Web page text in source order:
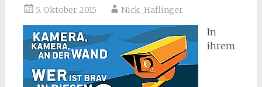
5. Oktober 2015 Nick_Haflinger
In
ihrem